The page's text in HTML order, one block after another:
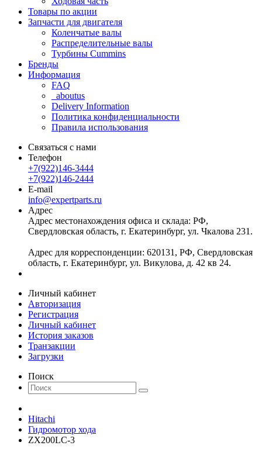
Товары по акции
Запчасти для двигателя
Коленчатые валы
Распределительные валы
Турбины Cummins
Бренды
Информация
FAQ
_aboutus
Delivery Information
Политика конфиденциальности
Правила использования
Связаться с нами
Телефон
+7(922)146-3444
+7(922)146-2444
E-mail
info@expertparts.ru
Адрес
Адрес местонахождения офиса и склада: РФ,
Свердловская область, г. Екатеринбург, ул. Чкалова 231.
Адрес для корреспонденции: 620131, РФ, Свердловская
область, г. Екатеринбург, ул. Викулова, д. 42 кв 24.
Личный кабинет
Авторизация
Регистрация
Личный кабинет
История заказов
Транзакции
Загрузки
Поиск
Hitachi
Гидромотор хода
ZX200LC-3